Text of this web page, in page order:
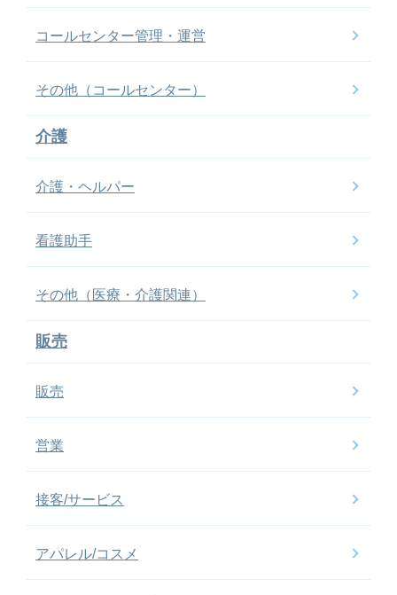
コールセンター管理・運営
その他（コールセンター）
介護
介護・ヘルパー
看護助手
その他（医療・介護関連）
販売
販売
営業
接客/サービス
アパレル/コスメ